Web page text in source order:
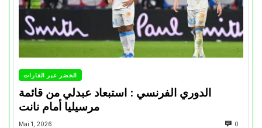
الخضر عبر القارات
الدوري الفرنسي : استبعاد عبدلي من قائمة
مرسيليا أمام نانت
Mai 1, 2026 0